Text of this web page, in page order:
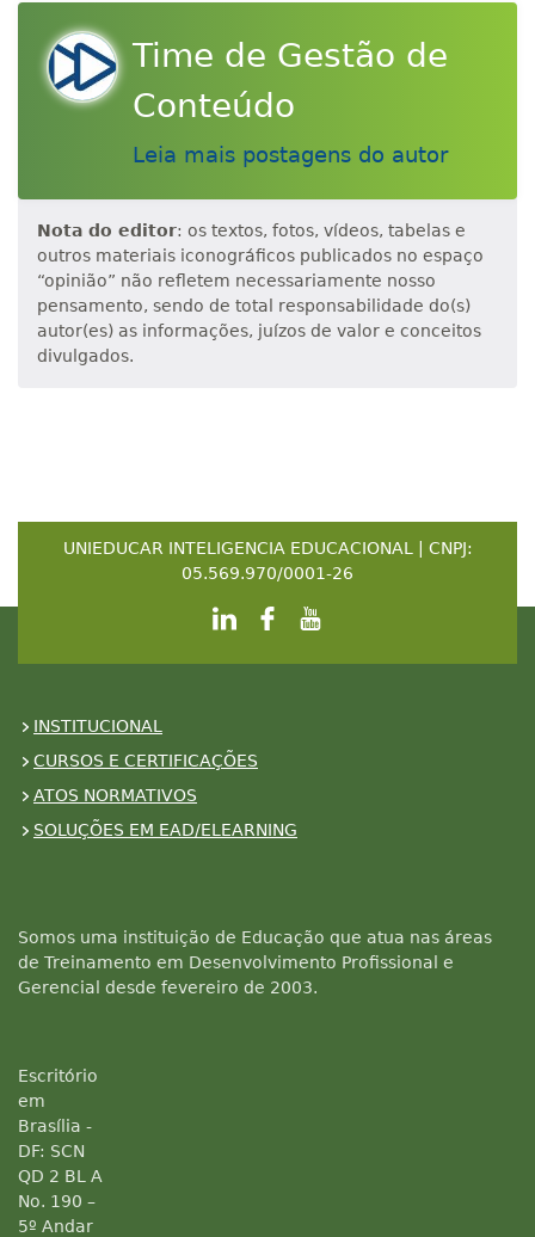
Time de Gestão de
Conteúdo
Leia mais postagens do autor
Nota do editor: os textos, fotos, vídeos, tabelas e
outros materiais iconográficos publicados no espaço
“opinião” não refletem necessariamente nosso
pensamento, sendo de total responsabilidade do(s)
autor(es) as informações, juízos de valor e conceitos
divulgados.
UNIEDUCAR INTELIGENCIA EDUCACIONAL | CNPJ:
05.569.970/0001-26
INSTITUCIONAL
CURSOS E CERTIFICAÇÕES
ATOS NORMATIVOS
SOLUÇÕES EM EAD/ELEARNING
Somos uma instituição de Educação que atua nas áreas
de Treinamento em Desenvolvimento Profissional e
Gerencial desde fevereiro de 2003.
Escritório
em
Brasília -
DF: SCN
QD 2 BL A
No. 190 –
5º Andar